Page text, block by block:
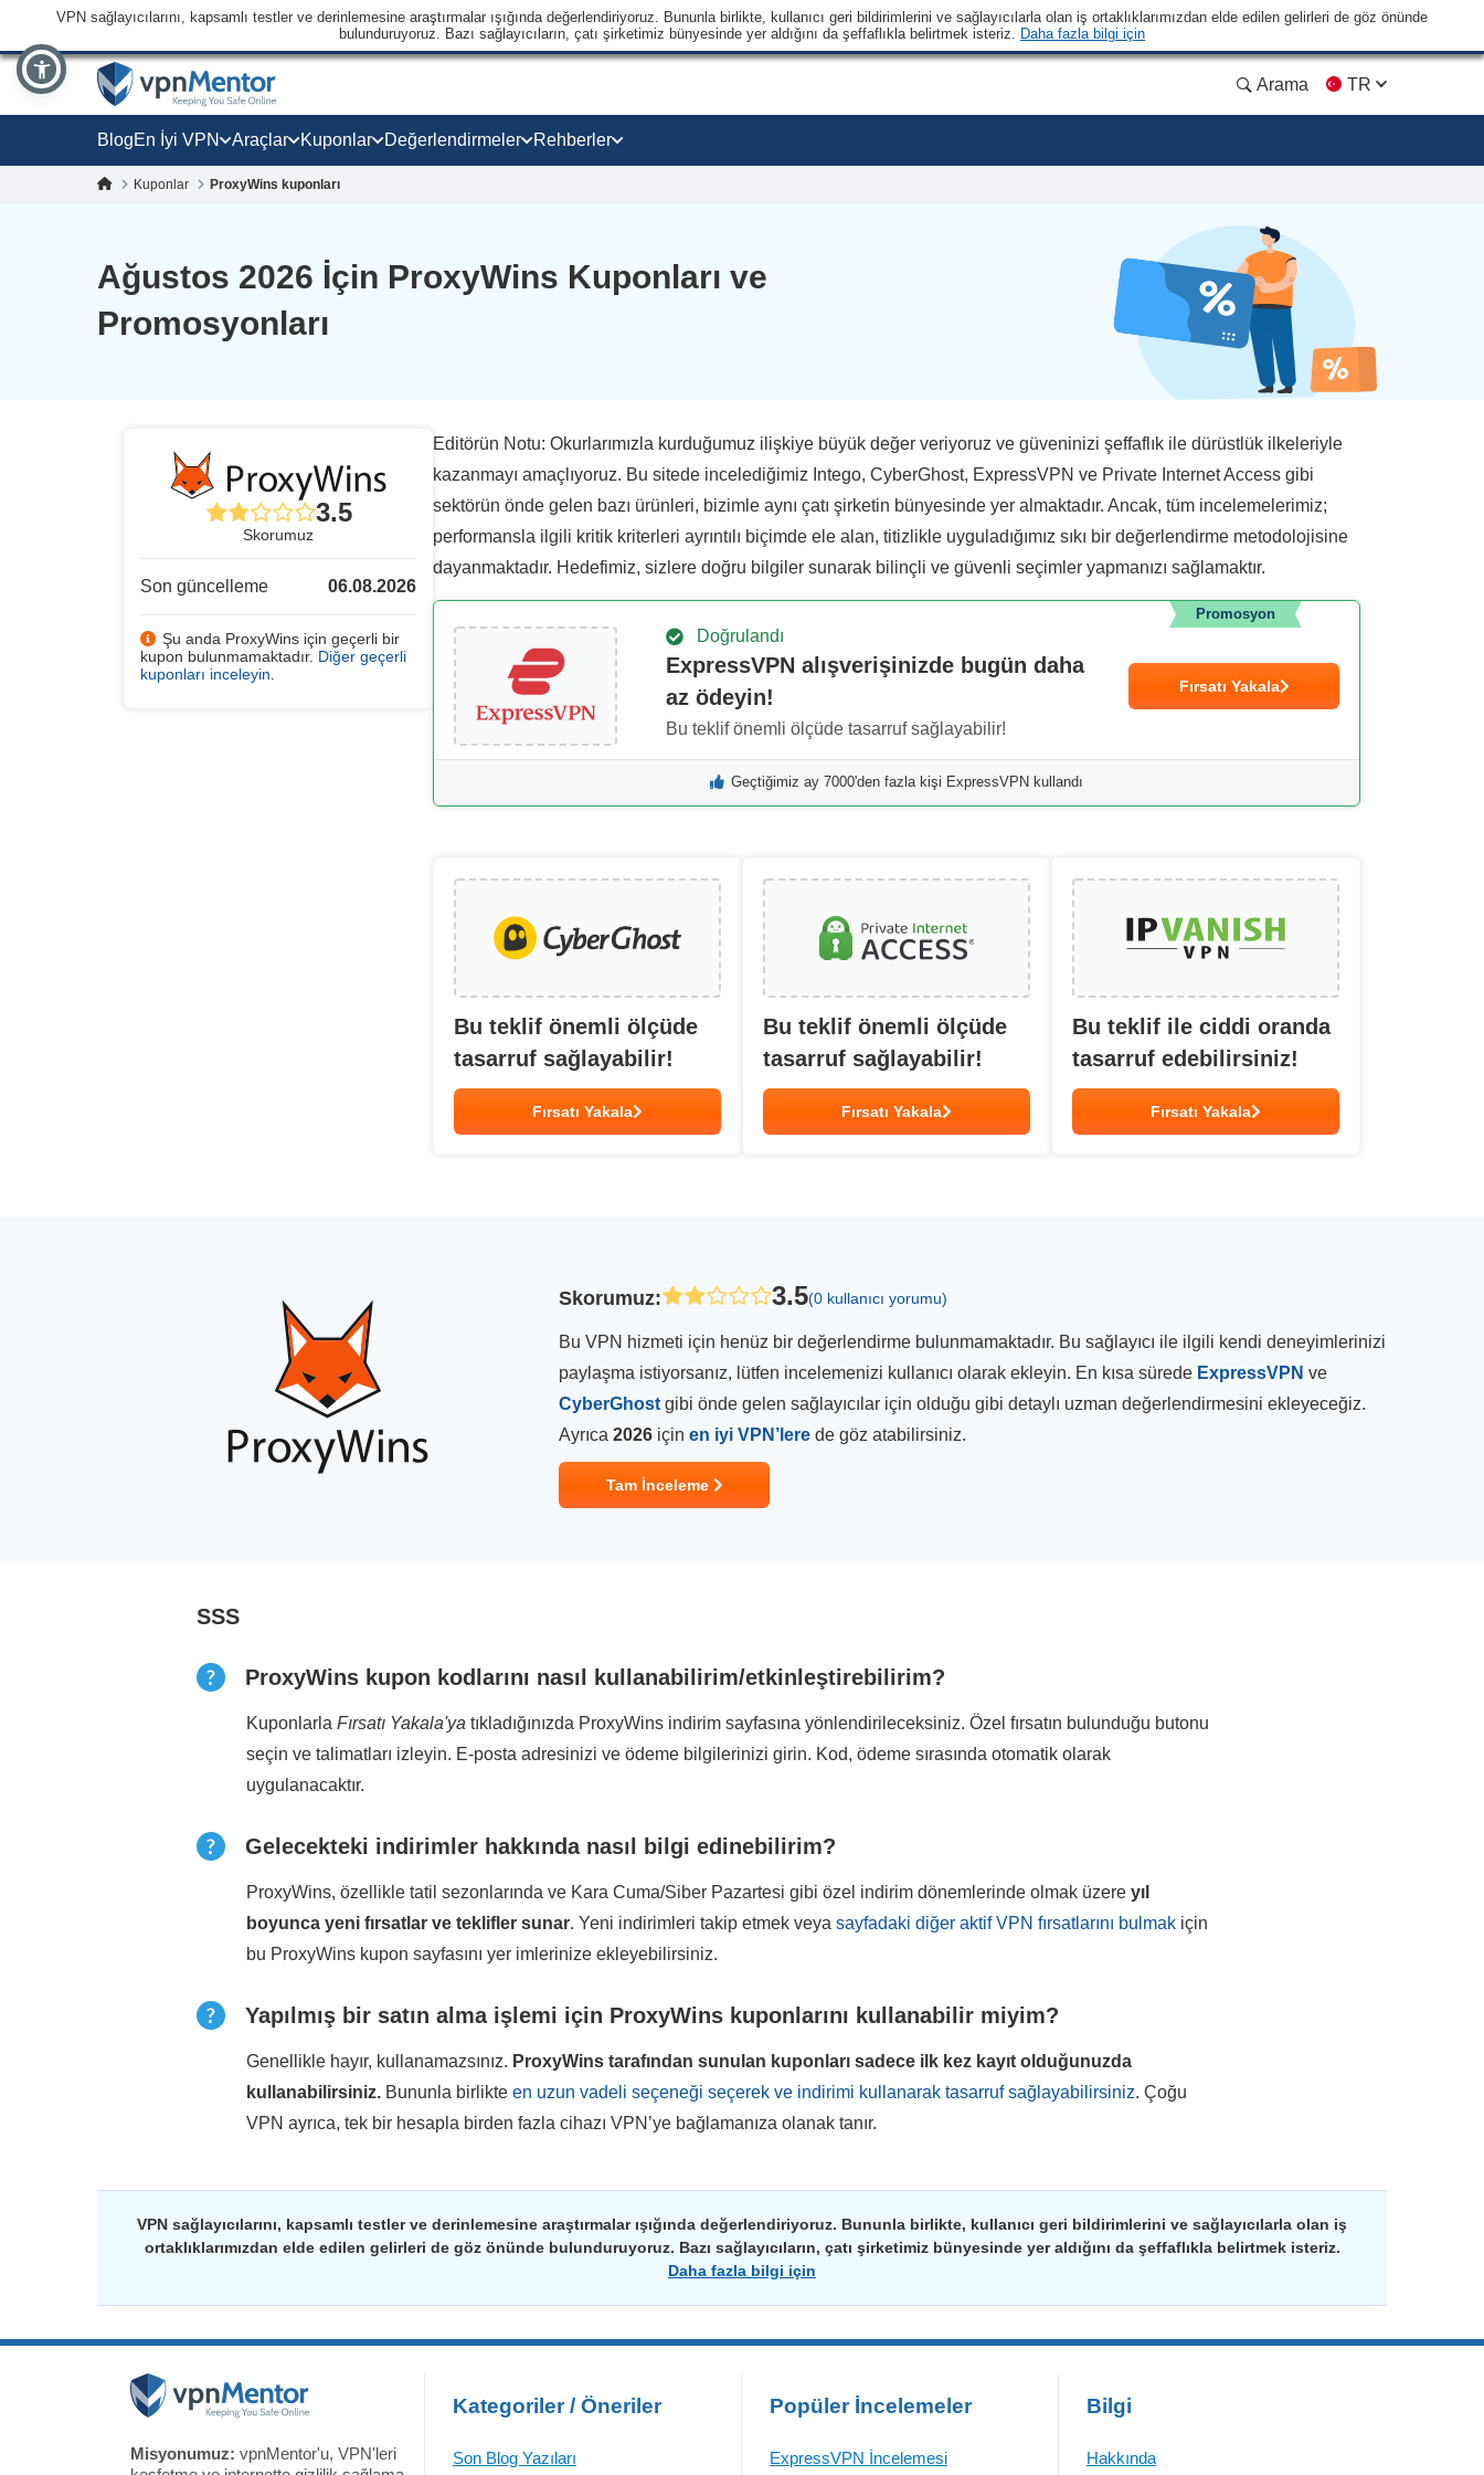
VPN sağlayıcılarını, kapsamlı testler ve derinlemesine araştırmalar ışığında değerlendiriyoruz. Bununla birlikte, kullanıcı geri bildirimlerini ve sağlayıcılarla olan iş ortaklıklarımızdan elde edilen gelirleri de göz önünde
bulunduruyoruz. Bazı sağlayıcıların, çatı şirketimiz bünyesinde yer aldığını da şeffaflıkla belirtmek isteriz. Daha fazla bilgi için
Arama TR
BlogEn İyi VPN Araçlar Kuponlar Değerlendirmeler Rehberler
Kuponlar ProxyWins kuponları
Ağustos 2026 İçin ProxyWins Kuponları ve
Promosyonları
3.5
Skorumuz
Son güncelleme 06.08.2026
Şu anda ProxyWins için geçerli bir
kupon bulunmamaktadır. Diğer geçerli
kuponları inceleyin
Editörün Notu: Okurlarımızla kurduğumuz ilişkiye büyük değer veriyoruz ve güveninizi şeffaflık ile dürüstlük ilkeleriyle
kazanmayı amaçlıyoruz. Bu sitede incelediğimiz Intego, CyberGhost, ExpressVPN ve Private Internet Access gibi
sektörün önde gelen bazı ürünleri, bizimle aynı çatı şirketin bünyesinde yer almaktadır. Ancak, tüm incelemelerimiz;
performansla ilgili kritik kriterleri ayrıntılı biçimde ele alan, titizlikle uyguladığımız sıkı bir değerlendirme metodolojisine
dayanmaktadır. Hedefimiz, sizlere doğru bilgiler sunarak bilinçli ve güvenli seçimler yapmanızı sağlamaktır.
Doğrulandı
ExpressVPN alışverişinizde bugün daha
az ödeyin!
Bu teklif önemli ölçüde tasarruf sağlayabilir!
Fırsatı Yakala
Promosyon
Geçtiğimiz ay 7000'den fazla kişi ExpressVPN kullandı
Bu teklif önemli ölçüde
tasarruf sağlayabilir!
Fırsatı Yakala
Bu teklif önemli ölçüde
tasarruf sağlayabilir!
Fırsatı Yakala
Bu teklif ile ciddi oranda
tasarruf edebilirsiniz!
Fırsatı Yakala
Skorumuz: 3.5(0 kullanıcı yorumu)
Bu VPN hizmeti için henüz bir değerlendirme bulunmamaktadır. Bu sağlayıcı ile ilgili kendi deneyimlerinizi
paylaşma istiyorsanız, lütfen incelemenizi kullanıcı olarak ekleyin. En kısa sürede ExpressVPN ve
CyberGhost gibi önde gelen sağlayıcılar için olduğu gibi detaylı uzman değerlendirmesini ekleyeceğiz.
Ayrıca 2026 için en iyi VPN’lere de göz atabilirsiniz.
Tam İnceleme
SSS
ProxyWins kupon kodlarını nasıl kullanabilirim/etkinleştirebilirim?
Kuponlarla Fırsatı Yakala'ya tıkladığınızda ProxyWins indirim sayfasına yönlendirileceksiniz. Özel fırsatın bulunduğu butonu
seçin ve talimatları izleyin. E-posta adresinizi ve ödeme bilgilerinizi girin. Kod, ödeme sırasında otomatik olarak
uygulanacaktır.
Gelecekteki indirimler hakkında nasıl bilgi edinebilirim?
ProxyWins, özellikle tatil sezonlarında ve Kara Cuma/Siber Pazartesi gibi özel indirim dönemlerinde olmak üzere yıl
boyunca yeni fırsatlar ve teklifler sunar. Yeni indirimleri takip etmek veya sayfadaki diğer aktif VPN fırsatlarını bulmak için
bu ProxyWins kupon sayfasını yer imlerinize ekleyebilirsiniz.
Yapılmış bir satın alma işlemi için ProxyWins kuponlarını kullanabilir miyim?
Genellikle hayır, kullanamazsınız. ProxyWins tarafından sunulan kuponları sadece ilk kez kayıt olduğunuzda
kullanabilirsiniz. Bununla birlikte en uzun vadeli seçeneği seçerek ve indirimi kullanarak tasarruf sağlayabilirsiniz. Çoğu
VPN ayrıca, tek bir hesapla birden fazla cihazı VPN’ye bağlamanıza olanak tanır.
VPN sağlayıcılarını, kapsamlı testler ve derinlemesine araştırmalar ışığında değerlendiriyoruz. Bununla birlikte, kullanıcı geri bildirimlerini ve sağlayıcılarla olan iş
ortaklıklarımızdan elde edilen gelirleri de göz önünde bulunduruyoruz. Bazı sağlayıcıların, çatı şirketimiz bünyesinde yer aldığını da şeffaflıkla belirtmek isteriz.
Daha fazla bilgi için
Misyonumuz: vpnMentor'u, VPN'leri
Kategoriler / Öneriler
Son Blog Yazıları
Popüler İncelemeler
ExpressVPN İncelemesi
Bilgi
Hakkında